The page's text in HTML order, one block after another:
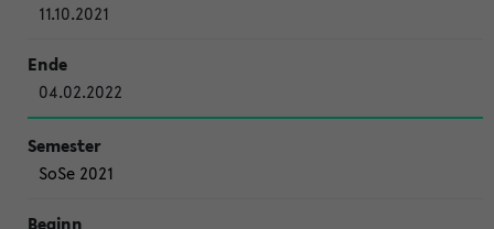
11.10.2021
04.02.2022
SoSe 2021